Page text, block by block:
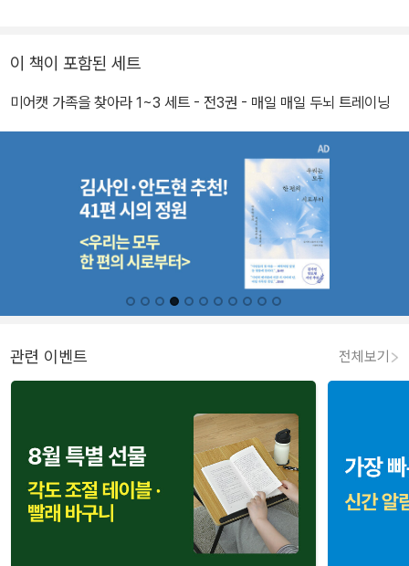
이 책이 포함된 세트
미어캣 가족을 찾아라 1~3 세트 - 전3권 - 매일 매일 두뇌 트레이닝
관련 이벤트 전체보기